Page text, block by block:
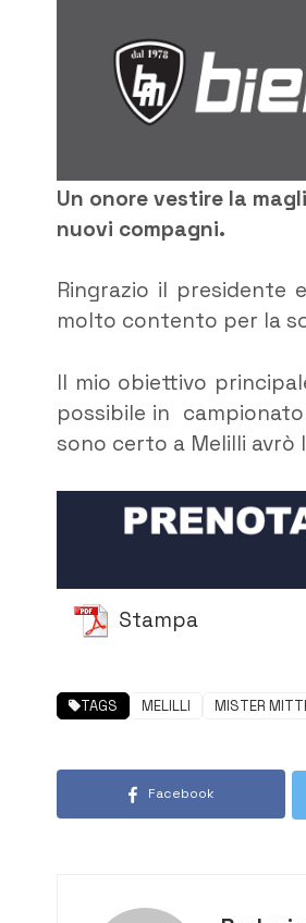
Un onore vestire la
nuovi compagni.
Ringrazio il
molto contento per la
Il mio obiettivo
possibile in
sono certo a Melilli avrò
Stampa
TAGS MELILLI MISTER
Facebook